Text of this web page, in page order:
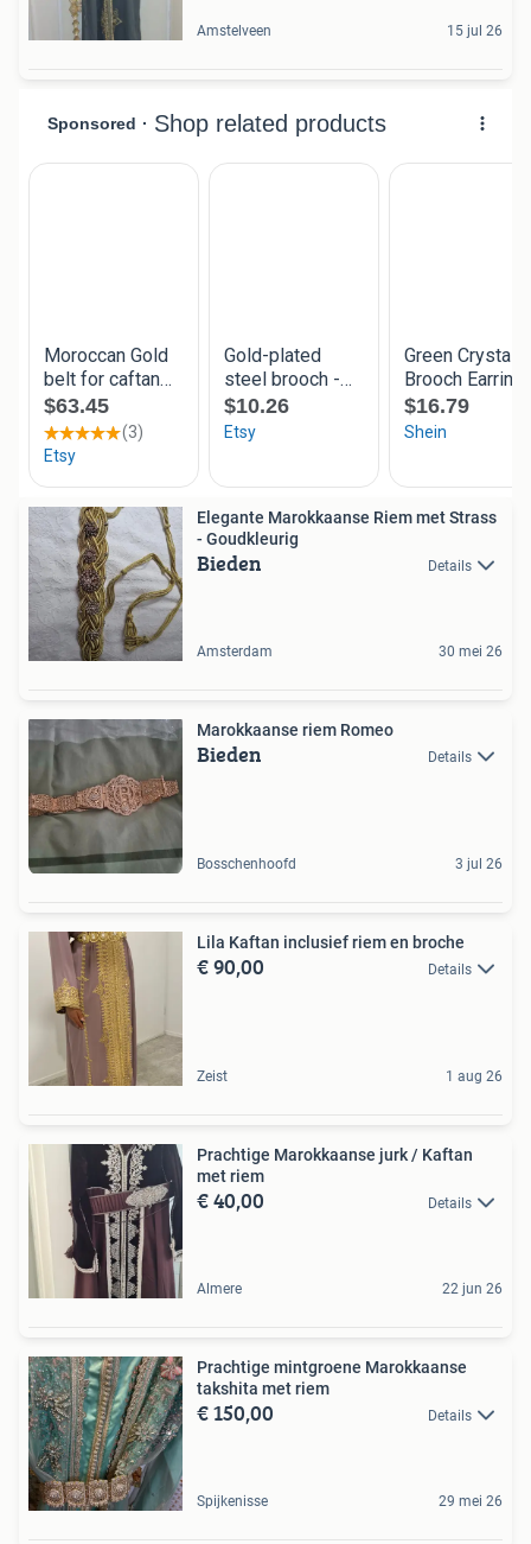
Amstelveen 15 jul 26
Elegante Marokkaanse Riem met Strass
- Goudkleurig
Bieden Details
Amsterdam 30 mei 26
Marokkaanse riem Romeo
Bieden Details
Bosschenhoofd 3 jul 26
Lila Kaftan inclusief riem en broche
€ 90,00 Details
Zeist 1 aug 26
Prachtige Marokkaanse jurk / Kaftan
met riem
€ 40,00 Details
Almere 22 jun 26
Prachtige mintgroene Marokkaanse
takshita met riem
€ 150,00 Details
Spijkenisse 29 mei 26